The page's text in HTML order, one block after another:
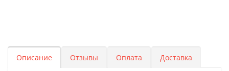
Описание Отзывы Оплата Доставка